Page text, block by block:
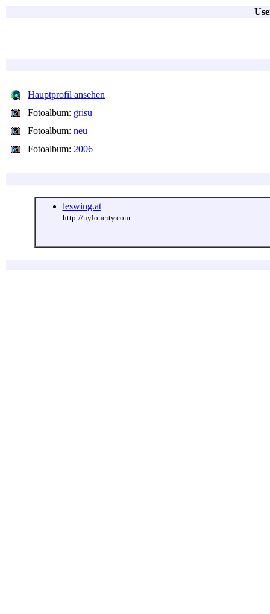
Hauptprofil ansehen
Fotoalbum: grisu
Fotoalbum: neu
Fotoalbum: 2006
leswing.at
http://nyloncity.com